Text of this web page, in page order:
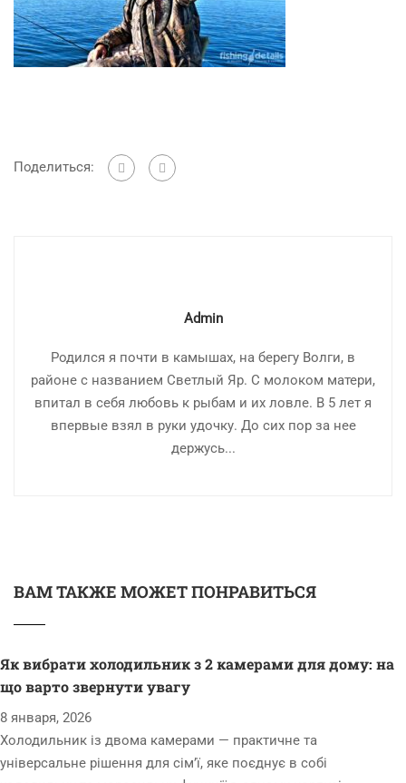
Поделиться:
Admin
Родился я почти в камышах, на берегу Волги, в
районе с названием Светлый Яр. С молоком матери,
впитал в себя любовь к рыбам и их ловле. В 5 лет я
впервые взял в руки удочку. До сих пор за нее
держусь...
ВАМ ТАКЖЕ МОЖЕТ ПОНРАВИТЬСЯ
Як вибрати холодильник з 2 камерами для дому: на
що варто звернути увагу
8 января, 2026
Холодильник із двома камерами — практичне та
універсальне рішення для сім’ї, яке поєднує в собі